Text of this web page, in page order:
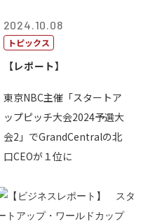
2024.10.08
トピックス
【レポート】
東京NBC主催「スタートア
ップピッチ大会2024予選大
会2」でGrandCentralの北
口CEOが１位に